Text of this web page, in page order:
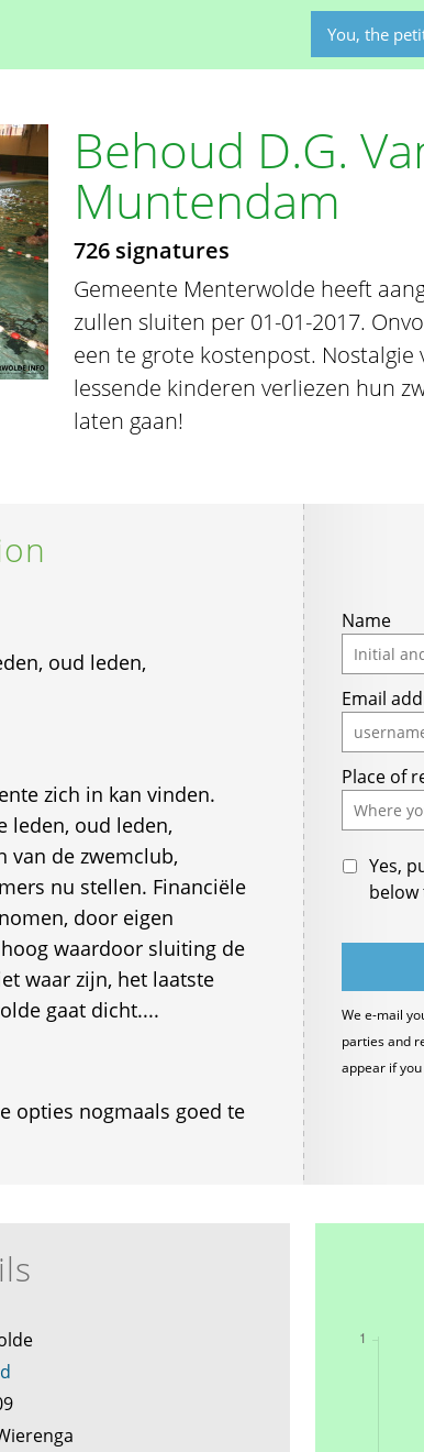
You, the
Behoud D.G.
Muntendam
726 signatures
Gemeente Menterwolde heeft
zullen sluiten per 01-01-2017.
een te grote kostenpost. Nostalgie
lessende kinderen verliezen hun
laten gaan!
oud leden,
zich in kan vinden.
leden, oud leden,
van de zwemclub,
nu stellen. Financiële
door eigen
waardoor sluiting de
waar zijn, het laatste
gaat dicht....
opties nogmaals goed te
Name
Email
Place of
Yes,
We e-mail
parties and
appear if